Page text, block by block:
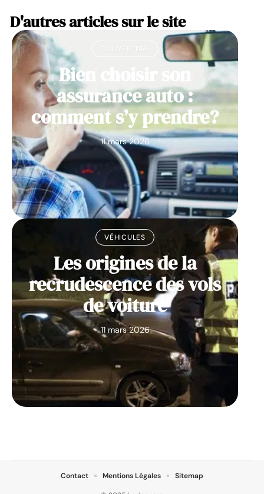
D'autres articles sur le site
Bien choisir son
assurance auto :
comment s’y prendre?
11 mars 2026
VÉHICULES
Les origines de la
recrudescence des vols
de voiture
11 mars 2026
Contact Mentions Légales Sitemap